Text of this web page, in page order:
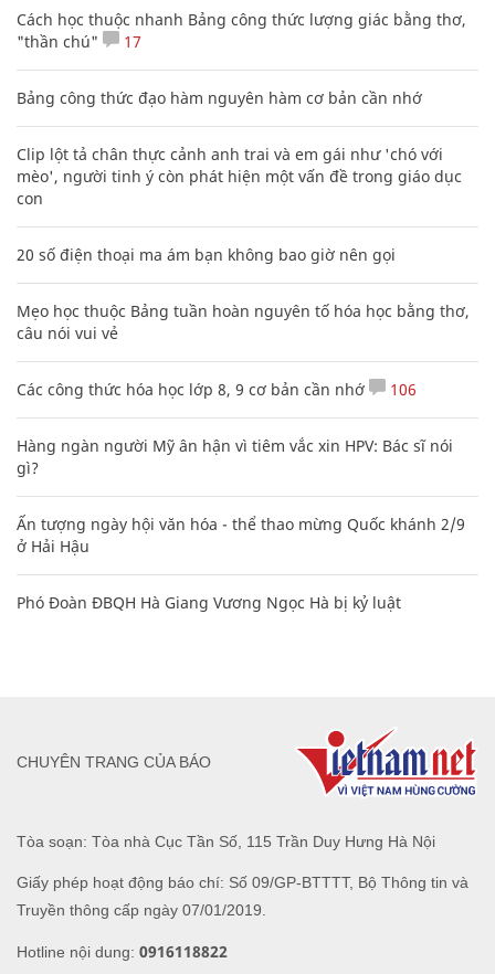
Cách học thuộc nhanh Bảng công thức lượng giác bằng thơ,
"thần chú"
17
Bảng công thức đạo hàm nguyên hàm cơ bản cần nhớ
Clip lột tả chân thực cảnh anh trai và em gái như 'chó với
mèo', người tinh ý còn phát hiện một vấn đề trong giáo dục
con
20 số điện thoại ma ám bạn không bao giờ nên gọi
Mẹo học thuộc Bảng tuần hoàn nguyên tố hóa học bằng thơ,
câu nói vui vẻ
Các công thức hóa học lớp 8, 9 cơ bản cần nhớ 106
Hàng ngàn người Mỹ ân hận vì tiêm vắc xin HPV: Bác sĩ nói
gì?
Ấn tượng ngày hội văn hóa - thể thao mừng Quốc khánh 2/9
ở Hải Hậu
Phó Đoàn ĐBQH Hà Giang Vương Ngọc Hà bị kỷ luật
Tòa soạn: Tòa nhà Cục Tần Số, 115 Trần Duy Hưng Hà Nội
Giấy phép hoạt động báo chí: Số 09/GP-BTTTT, Bộ Thông tin và
Truyền thông cấp ngày 07/01/2019.
Hotline nội dung: 0916118822
CHUYÊN TRANG CỦA BÁO